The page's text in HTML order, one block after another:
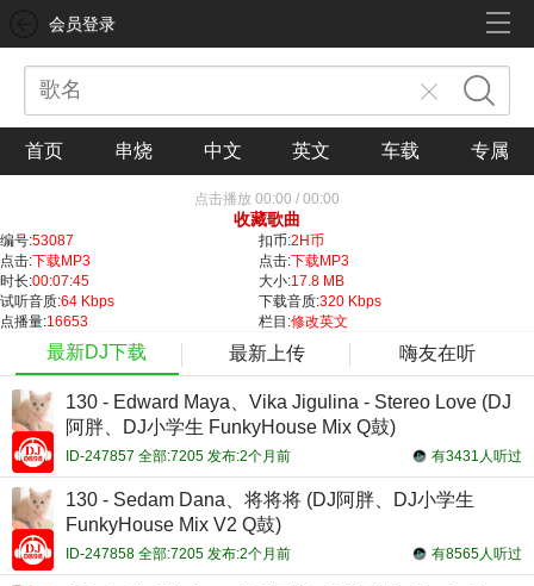
会员登录
首页 串烧 中文 英文 车载 专属
点击播放 00:00 / 00:00
收藏歌曲
编号:53087 扣币:2H币
点击:下载MP3 点击:下载MP3
时长:00:07:45 大小:17.8 MB
试听音质:64 Kbps 下载音质:320 Kbps
点播量:16653 栏目:修改英文
最新DJ下载 最新上传 嗨友在听
130 - Edward Maya、Vika Jigulina - Stereo Love (DJ
阿胖、DJ小学生 FunkyHouse Mix Q鼓)
有3431人听过
ID-247857 全部:7205 发布:2个月前
130 - Sedam Dana、将将将 (DJ阿胖、DJ小学生
FunkyHouse Mix V2 Q鼓)
有8565人听过
ID-247858 全部:7205 发布:2个月前